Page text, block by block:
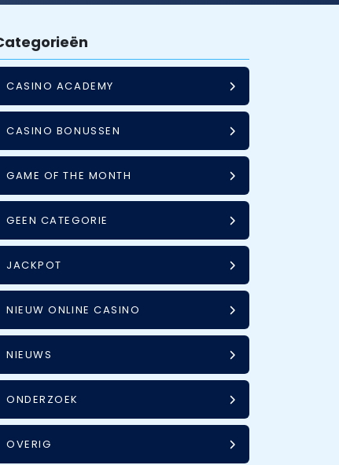
CASINO ACADEMY
CASINO BONUSSEN
GAME OF THE MONTH
GEEN CATEGORIE
JACKPOT
NIEUW ONLINE CASINO
NIEUWS
ONDERZOEK
OVERIG